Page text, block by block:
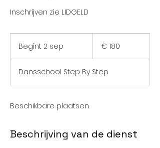
Inschrijven zie LIDGELD
Begint 2 sep
i
n
2
p
€ 180
Dansschool Step By Step
Beschikbare plaatsen
Beschrijving van de dienst